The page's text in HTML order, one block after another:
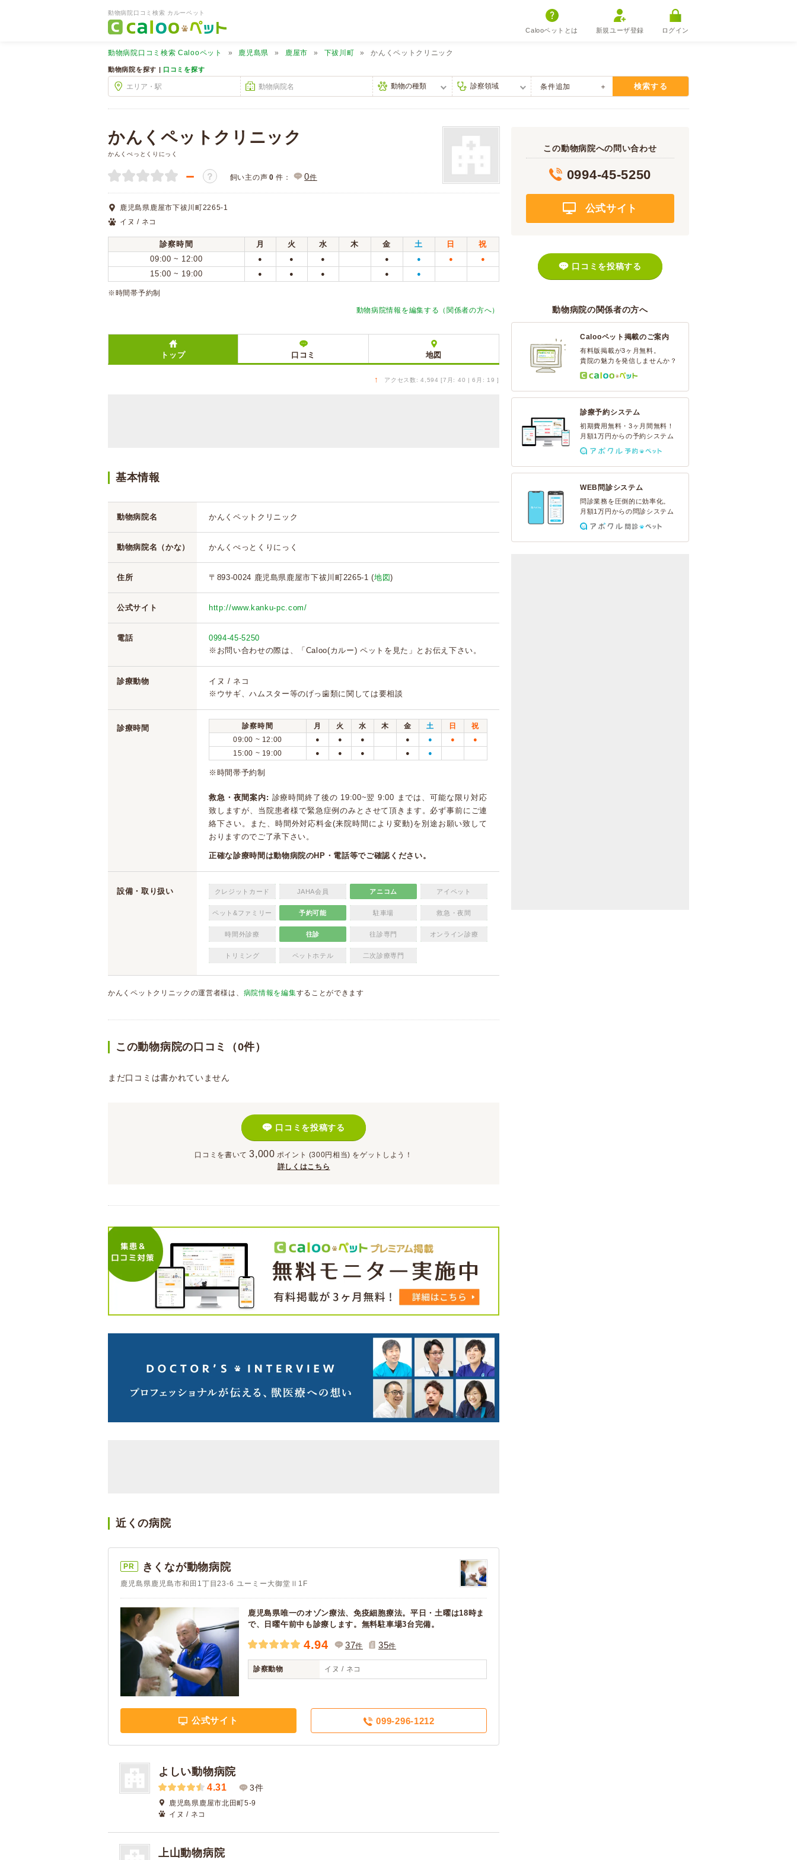
動物病院口コミ検索 カルーペット
Calooペットとは 新規ユーザ登録 ログイン
動物病院口コミ検索 Calooペット 鹿児島県 鹿屋市 下祓川町 かんくペットクリニック
動物病院を探す | 口コミを探す
条件追加 検索する
かんくペットクリニック
かんくぺっとくりにっく
－ ？ 飼い主の声 0 件： 0件
鹿児島県鹿屋市下祓川町2265-1
イヌ / ネコ
診察時間 月 火 水 木 金 土 日
祝
09:00 ~ 12:00
● ● ● ● ● ● ●
15:00 ~ 19:00 ● ● ● ● ●
※時間帯予約制
動物病院情報を編集する（関係者の方へ）
トップ 口コミ 地図
↑ アクセス数: 4,594 [7月: 40 | 6月: 19 ]
基本情報
動物病院名 かんくペットクリニック
動物病院名（かな） かんくぺっとくりにっく
住所 〒893-0024 鹿児島県鹿屋市下祓川町2265-1 (地図)
公式サイト http://www.kanku-pc.com/
電話
0994-45-5250
※お問い合わせの際は、「Caloo(カルー) ペットを見た」とお伝え下さい。
診療動物
イヌ / ネコ
※ウサギ、ハムスター等のげっ歯類に関しては要相談
診療時間 診察時間 月 火 水 木 金 土 日
祝
09:00 ~ 12:00
● ● ● ● ● ● ●
15:00 ~ 19:00 ● ● ● ● ●
※時間帯予約制
救急・夜間案内: 診療時間終了後の 19:00~翌 9:00 までは、可能な限り対応
致しますが、当院患者様で緊急症例のみとさせて頂きます。必ず事前にご連
絡下さい。また、時間外対応料金(来院時間により変動)を別途お願い致して
おりますのでご了承下さい。
正確な診療時間は動物病院のHP・電話等でご確認ください。
設備・取り扱い クレジットカード JAHA会員 アニコム アイペット
ペット&ファミリー 予約可能 駐車場 救急・夜間
時間外診療 往診 往診専門 オンライン診療
トリミング ペットホテル 二次診療専門
かんくペットクリニックの運営者様は、 病院情報を編集することができます
この動物病院の口コミ（0件）
まだ口コミは書かれていません
口コミを投稿する
口コミを書いて 3,000 ポイント (300円相当) をゲットしよう！
詳しくはこちら
近くの病院
PR きくなが動物病院
鹿児島県鹿児島市和田1丁目23-6 ユーミー大御堂Ⅱ1F
鹿児島県唯一のオゾン療法、免疫細胞療法。平日・土曜は18時ま
で、日曜午前中も診療します。無料駐車場3台完備。
4.94 37件 35件
診察動物 イヌ / ネコ
公式サイト 099-296-1212
よしい動物病院
4.31 3件
鹿児島県鹿屋市北田町5-9
イヌ / ネコ
上山動物病院
この動物病院への問い合わせ
0994-45-5250
公式サイト
口コミを投稿する
動物病院の関係者の方へ
Calooペット掲載のご案内
有料版掲載が3ヶ月無料。
貴院の魅力を発信しませんか？
診療予約システム
初期費用無料・3ヶ月間無料！
月額1万円からの予約システム
WEB問診システム
問診業務を圧倒的に効率化。
月額1万円からの問診システム